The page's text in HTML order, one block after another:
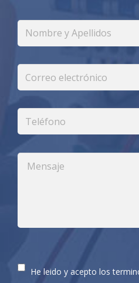
He leido y acepto los